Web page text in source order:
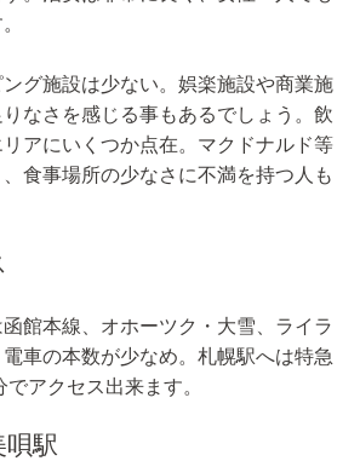
グ施設は少ない。娯楽施設や商業施
なさを感じる事もあるでしょう。飲
アにいくつか点在。マクドナルド等
食事場所の少なさに不満を持つ人も
館本線、オホーツク・大雪、ライラ
車の本数が少なめ。札幌駅へは特急
アクセス出来ます。
唄駅